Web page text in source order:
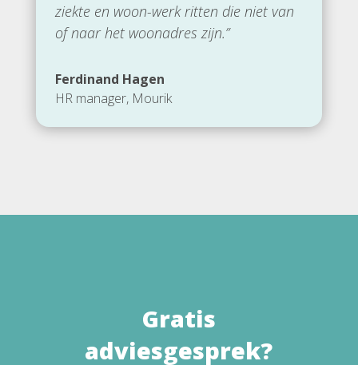
ziekte en woon-werk ritten die niet van
of naar het woonadres zijn.”
Ferdinand Hagen
HR manager, Mourik
Gratis
adviesgesprek?